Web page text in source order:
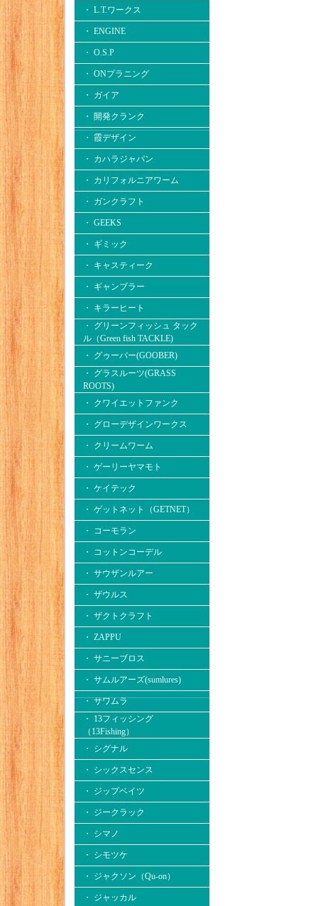
・ L.T.ワークス
・ ENGINE
・ O.S.P
・ ONプラニング
・ ガイア
・ 開発クランク
・ 霞デザイン
・ カハラジャパン
・ カリフォルニアワーム
・ ガンクラフト
・ GEEKS
・ ギミック
・ キャスティーク
・ ギャンブラー
・ キラーヒート
・ グリーンフィッシュ タック
ル（Green fish TACKLE)
・ グゥーバー(GOOBER)
・ グラスルーツ(GRASS
ROOTS)
・ クワイエットファンク
・ グローデザインワークス
・ クリームワーム
・ ゲーリーヤマモト
・ ケイテック
・ ゲットネット（GETNET）
・ コーモラン
・ コットンコーデル
・ サウザンルアー
・ ザウルス
・ ザクトクラフト
・ ZAPPU
・ サニーブロス
・ サムルアーズ(sumlures)
・ サワムラ
・ 13フィッシング
（13Fishing）
・ シグナル
・ シックスセンス
・ ジップベイツ
・ ジークラック
・ シマノ
・ シモツケ
・ ジャクソン（Qu-on）
・ ジャッカル